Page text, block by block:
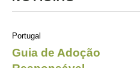
Portugal
Guia de Adoção